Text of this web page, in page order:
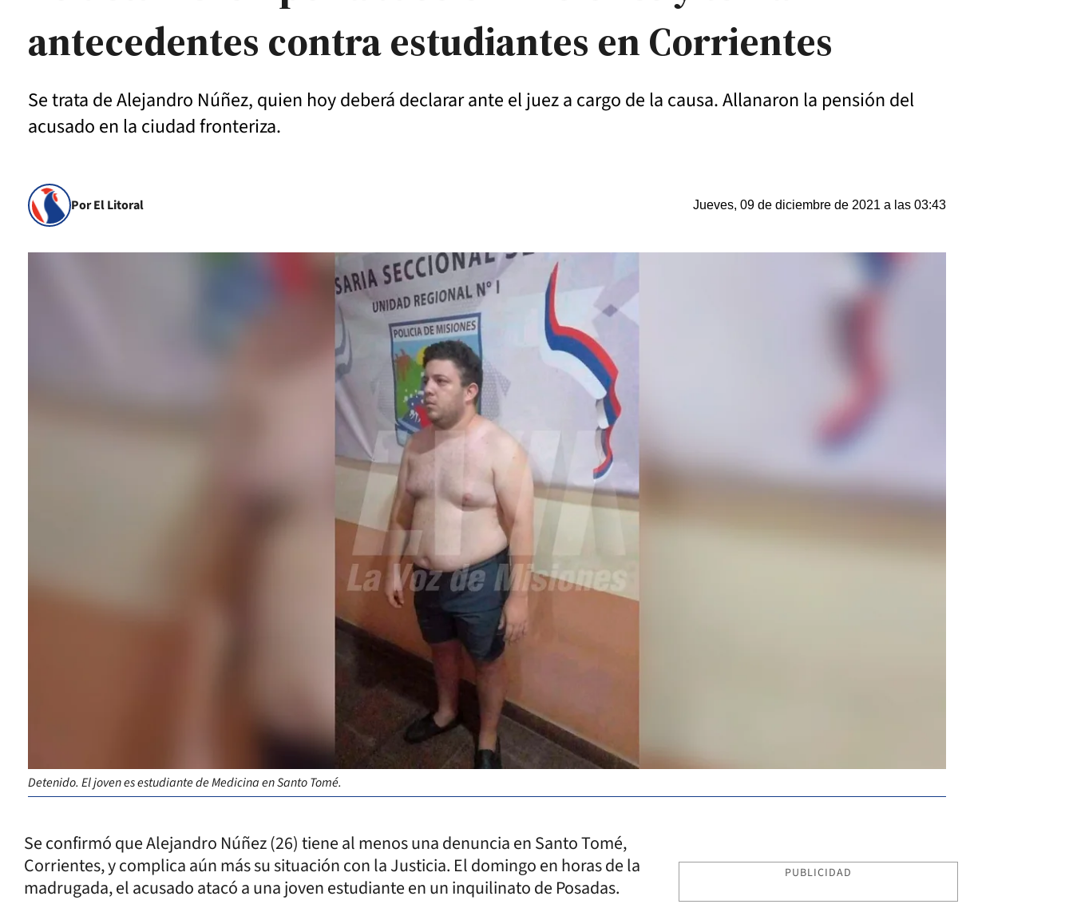
antecedentes contra estudiantes en Corrientes
Se trata de Alejandro Núñez, quien hoy deberá declarar ante el juez a cargo de la causa. Allanaron la pensión del
acusado en la ciudad fronteriza.
Por El Litoral Jueves, 09 de diciembre de 2021 a las 03:43
Detenido. El joven es estudiante de Medicina en Santo Tomé.
Se confirmó que Alejandro Núñez (26) tiene al menos una denuncia en Santo Tomé,
Corrientes, y complica aún más su situación con la Justicia. El domingo en horas de la
madrugada, el acusado atacó a una joven estudiante en un inquilinato de Posadas.
PUBLICIDAD